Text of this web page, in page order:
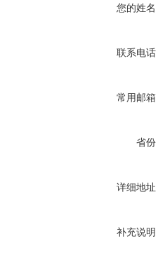
您的姓名
联系电话
常用邮箱
省份
详细地址
补充说明